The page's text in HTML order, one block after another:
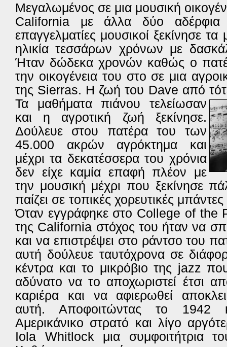
Μεγαλωμένος σε μια μουσική
California με άλλα δύο
επαγγελματίες μουσικοί ξεκίνησε
ηλικία τεσσάρων χρόνων με
Ήταν δώδεκα χρονών καθώς ο
την οικογένεια του στο σε μια
της Sierras. Η ζωή του Dave από
Τα μαθήματα πιάνου τελείωσαν
και η αγροτική ζωή ξεκίνησε.
Δούλευε στου πατέρα του των
45.000 ακρών αγρόκτημα και
μέχρι τα δεκατέσσερα του χρόνια
δεν είχε καμία επαφή πλέον με
την μουσική μέχρι που ξεκίνησε
παίζει σε τοπικές χορευτικές
Όταν εγγράφηκε στο College of the
της California στόχος του ήταν να
και να επιστρέψει στο ράντσο του
αυτή δούλευε ταυτόχρονα σε
κέντρα και το μικρόβιο της jazz
αδύνατο να το αποχωριστεί έτσι
καριέρα και να αφιερωθεί
αυτή. Αποφοιτώντας το 1942
Αμερικάνικο στρατό και λίγο
Iola Whitlock μια συμφοιτήτρια